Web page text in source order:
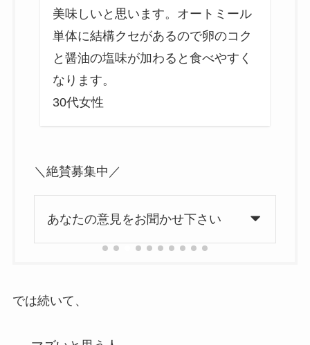
美味しいと思います。オートミール
単体に結構クセがあるので卵のコク
と醤油の塩味が加わると食べやすく
なります。
30代女性
＼絶賛募集中／
あなたの意見をお聞かせ下さい
では続いて、